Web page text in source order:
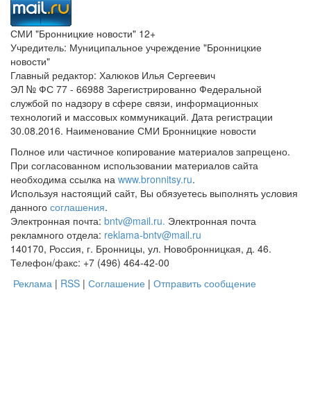
СМИ "Бронницкие новости" 12+
Учредитель: Муниципальное учреждение "Бронницкие
новости"
Главный редактор: Халюков Илья Сергеевич
ЭЛ № ФС 77 - 66988 Зарегистрированно Федеральной
службой по надзору в сфере связи, информационных
технологий и массовых коммуникаций. Дата регистрации
30.08.2016. Наименование СМИ Бронницкие новости
Полное или частичное копирование материалов запрещено.
При согласованном использовании материалов сайта
необходима ссылка на www.bronnitsy.ru.
Используя настоящий сайт, Вы обязуетесь выполнять условия
данного соглашения.
Электронная почта: bntv@mail.ru. Электронная почта
рекламного отдела: reklama-bntv@mail.ru
140170, Россия, г. Бронницы, ул. Новобронницкая, д. 46.
Телефон/факс: +7 (496) 464-42-00
Реклама | RSS | Соглашение | Отправить сообщение